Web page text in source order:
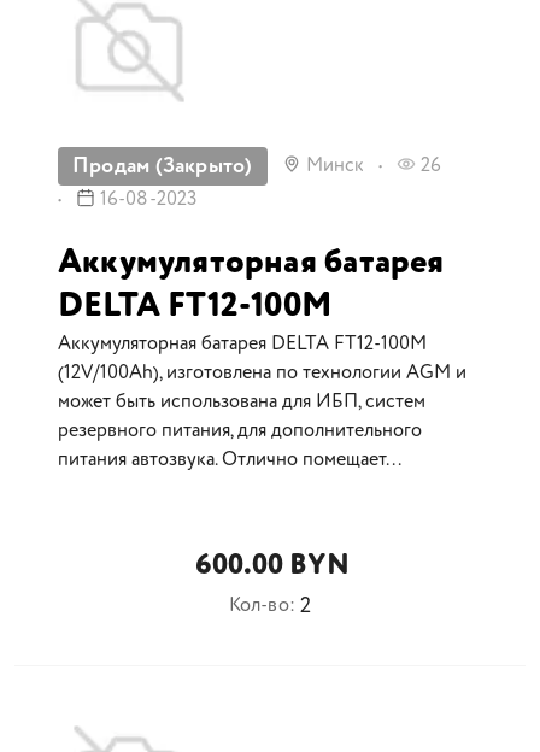
Продам (Закрыто) Минск
26
16-08-2023
Аккумуляторная батарея
DELTA FT12-100M
Аккумуляторная батарея DELTA FT12-100M
(12V/100Ah), изготовлена по технологии AGM и
может быть использована для ИБП, систем
резервного питания, для дополнительного
питания автозвука. Отлично помещает...
600.00 BYN
Кол-во: 2